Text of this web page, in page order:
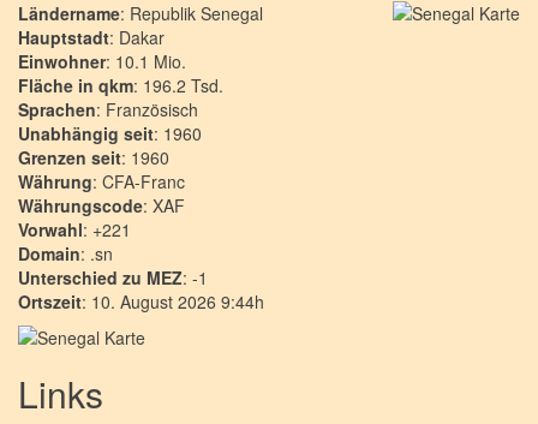
Ländername: Republik Senegal
Hauptstadt: Dakar
Einwohner: 10.1 Mio.
Fläche in qkm: 196.2 Tsd.
Sprachen: Französisch
Unabhängig seit: 1960
Grenzen seit: 1960
Währung: CFA-Franc
Währungscode: XAF
Vorwahl: +221
Domain: .sn
Unterschied zu MEZ: -1
Ortszeit: 10. August 2026 9:44h
Links